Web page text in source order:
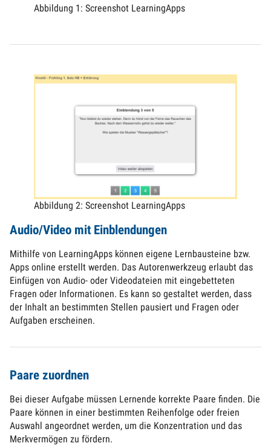
Abbildung 1: Screenshot LearningApps
Abbildung 2: Screenshot LearningApps
Audio/Video mit Einblendungen
Mithilfe von LearningApps können eigene Lernbausteine bzw.
Apps online erstellt werden. Das Autorenwerkzeug erlaubt das
Einfügen von Audio- oder Videodateien mit eingebetteten
Fragen oder Informationen. Es kann so gestaltet werden, dass
der Inhalt an bestimmten Stellen pausiert und Fragen oder
Aufgaben erscheinen.
Paare zuordnen
Bei dieser Aufgabe müssen Lernende korrekte Paare finden. Die
Paare können in einer bestimmten Reihenfolge oder freien
Auswahl angeordnet werden, um die Konzentration und das
Merkvermögen zu fördern.